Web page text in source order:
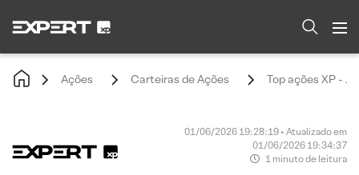
Ações Carteiras de Ações Top ações XP -
01/06/2026 19:28:19 • Atualizado em
01/06/2026 19:34:37
1 minuto de leitura